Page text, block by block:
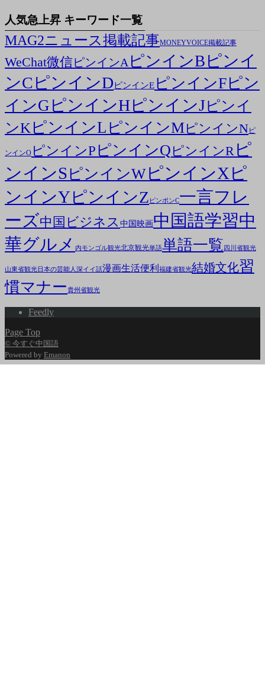
人気急上昇 キーワード一覧
MAG2ニュース掲載記事MONEYVOICE掲載記事
WeChat微信ピンインA ピンインB ピンイ
ンC ピンインDピンインE ピンインFピン
インG ピンインHピンインJピンイ
ンK ピンインL ピンインMピンインNピ
ンインO ピンインP ピンインQ ピンインR ピ
ンインSピンインWピンインXピ
ンインYピンインZ ピンポンC一言フレ
ーズ中国ビジネス 中国映画中国語学習中
華グルメ
内モンゴル観光北京観光単語単語一覧 四川省観光
山東省観光日本の芸能人 深イイ話漫画生活便利 福建省観光結婚文化習
慣マナー貴州省観光
Feedly
Page Top
© 今すぐ中国語
Powered by Emanon